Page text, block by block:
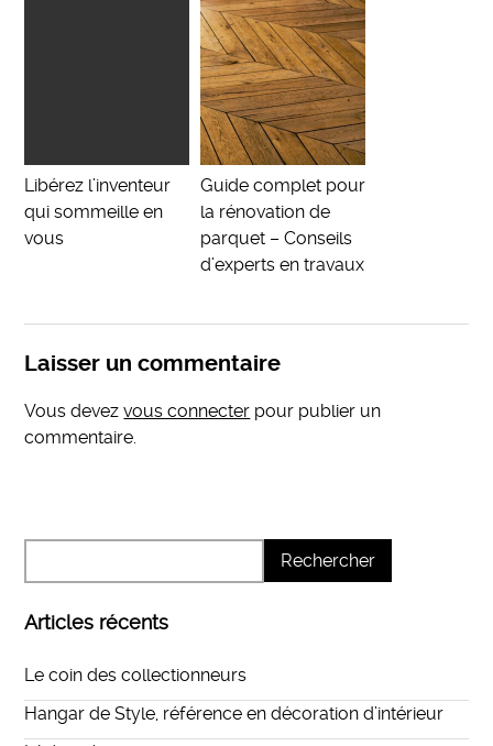
Libérez l’inventeur
qui sommeille en
vous
Guide complet pour
la rénovation de
parquet – Conseils
d’experts en travaux
Laisser un commentaire
Vous devezvous connecter pour publier un
commentaire.
Articles récents
Le coin des collectionneurs
Hangar de Style, référence en décoration d’intérieur